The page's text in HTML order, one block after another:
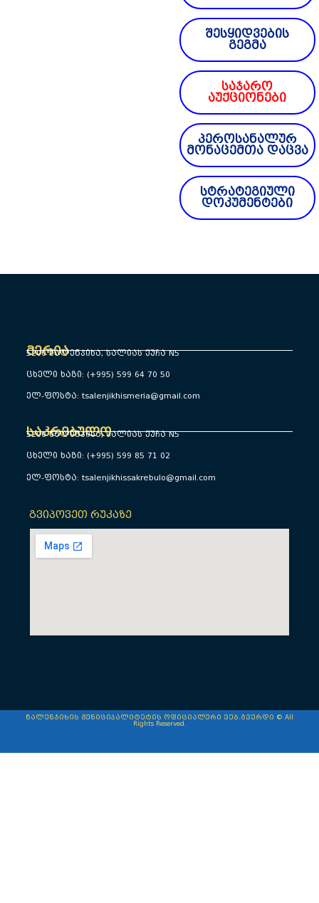
შესყიდვების
გეგმა
საჯარო
აუქციონები
პეროსანალურ
მონაცემთა დაცვა
სტრატეგიული
დოკუმენტები
მერია
5200 წალენჯიხა, სალიას ქუჩა N5
ცხელი ხაზი: (+995) 599 64 70 50
ელ-ფოსტა: tsalenjikhismeria@gmail.com
საკრებულო
5200 წალენჯიხა, სალიას ქუჩა N5
ცხელი ხაზი: (+995) 599 85 71 02
ელ-ფოსტა: tsalenjikhissakrebulo@gmail.com
გვიპოვეთ რუკაზე
წალენჯიხის მუნიციპალიტეტის ოფიციალური ვებ.გვერდი © All
Rights Reserved.